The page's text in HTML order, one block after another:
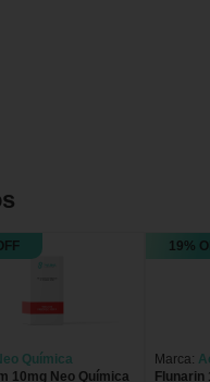
Química
10mg Neo Química
19%
Marca:
Flunarin